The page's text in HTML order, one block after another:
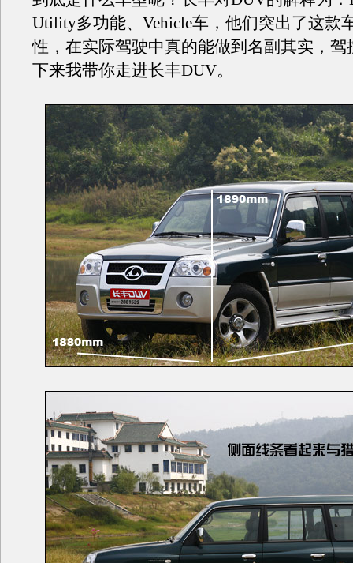
Utility多功能、Vehicle车，他们突出了这款
性，在实际驾驶中真的能做到名副其实，驾
下来我带你走进长丰DUV。